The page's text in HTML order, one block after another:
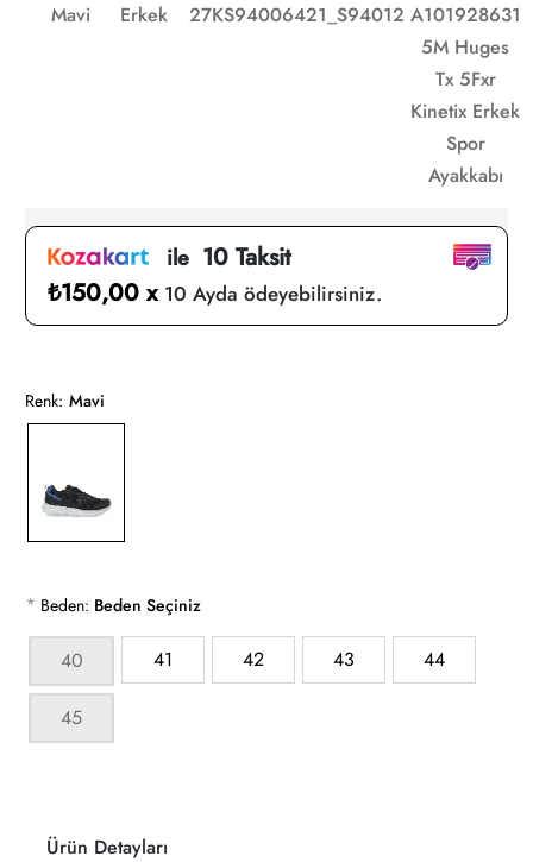
Mavi
Erkek
27KS94006421_S94012 A101928631
5M Huges
Tx 5Fxr
Kinetix Erkek
Spor
Ayakkabı
ile10 Taksit
₺150,00 x 10 Ayda ödeyebilirsiniz.
Renk: Mavi
* Beden: Beden Seçiniz
40 41 42 43 44
45
Ürün Detayları